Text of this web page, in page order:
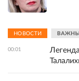
НОВОСТИ
00:01